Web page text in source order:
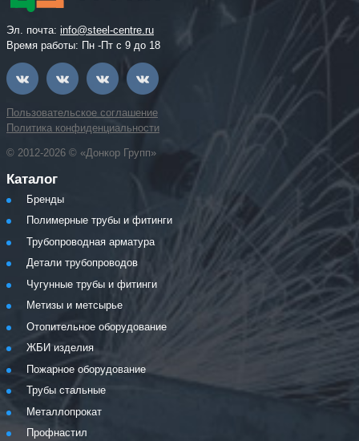
Эл. почта: info@steel-centre.ru
Время работы: Пн -Пт с 9 до 18
Пользовательское соглашение
Политика конфиденциальности
© 2012-2026 © «Донкор Групп»
Каталог
Бренды
Полимерные трубы и фитинги
Трубопроводная арматура
Детали трубопроводов
Чугунные трубы и фитинги
Метизы и метсырье
Отопительное оборудование
ЖБИ изделия
Пожарное оборудование
Трубы стальные
Металлопрокат
Профнастил